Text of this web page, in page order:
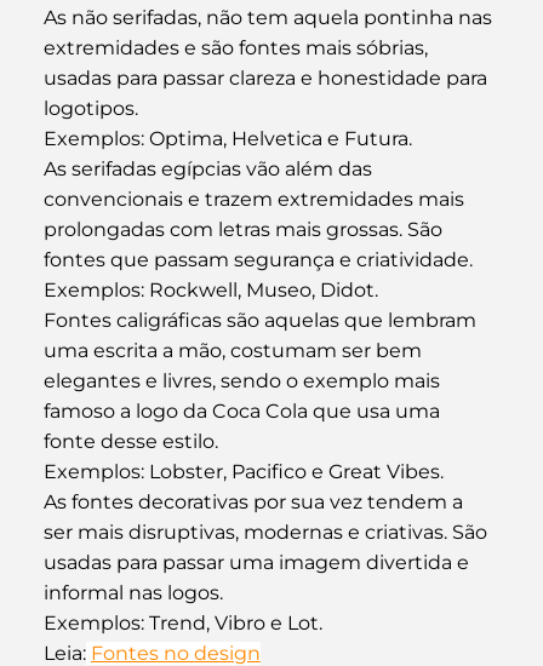
As não serifadas, não tem aquela pontinha nas
extremidades e são fontes mais sóbrias,
usadas para passar clareza e honestidade para
logotipos.
Exemplos: Optima, Helvetica e Futura.
As serifadas egípcias vão além das
convencionais e trazem extremidades mais
prolongadas com letras mais grossas. São
fontes que passam segurança e criatividade.
Exemplos: Rockwell, Museo, Didot.
Fontes caligráficas são aquelas que lembram
uma escrita a mão, costumam ser bem
elegantes e livres, sendo o exemplo mais
famoso a logo da Coca Cola que usa uma
fonte desse estilo.
Exemplos: Lobster, Pacifico e Great Vibes.
As fontes decorativas por sua vez tendem a
ser mais disruptivas, modernas e criativas. São
usadas para passar uma imagem divertida e
informal nas logos.
Exemplos: Trend, Vibro e Lot.
Leia: Fontes no design